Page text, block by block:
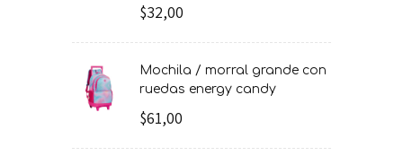
$32,00
mochila / morral grande con
ruedas energy candy
$61,00